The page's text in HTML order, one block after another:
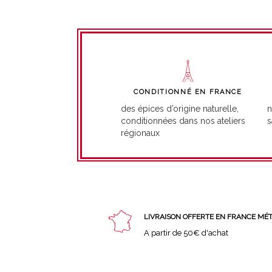
CONDITIONNÉ EN FRANCE
des épices d’origine naturelle,
conditionnées dans nos ateliers
régionaux
LIVRAISON OFFERTE EN FRANCE
A partir de 50€ d'achat